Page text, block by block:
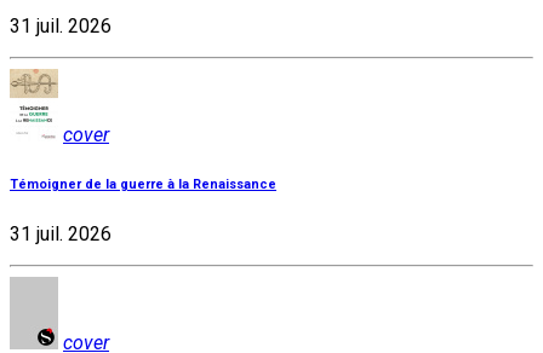
31 juil. 2026
cover
Témoigner de la guerre à la Renaissance
31 juil. 2026
cover